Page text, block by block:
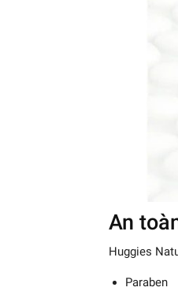
An
Huggies
Paraben